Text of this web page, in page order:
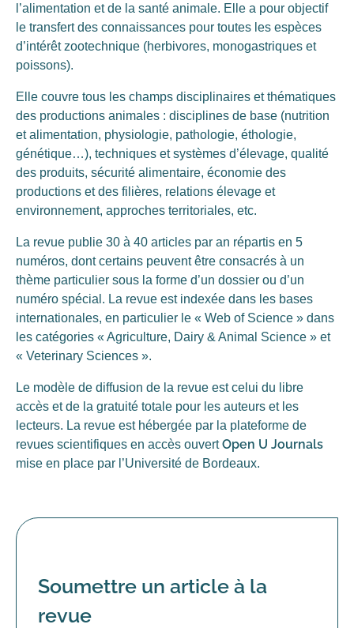
l’alimentation et de la santé animale. Elle a pour objectif
le transfert des connaissances pour toutes les espèces
d’intérêt zootechnique (herbivores, monogastriques et
poissons).
Elle couvre tous les champs disciplinaires et thématiques
des productions animales : disciplines de base (nutrition
et alimentation, physiologie, pathologie, éthologie,
génétique…), techniques et systèmes d’élevage, qualité
des produits, sécurité alimentaire, économie des
productions et des filières, relations élevage et
environnement, approches territoriales, etc.
La revue publie 30 à 40 articles par an répartis en 5
numéros, dont certains peuvent être consacrés à un
thème particulier sous la forme d’un dossier ou d’un
numéro spécial. La revue est indexée dans les bases
internationales, en particulier le « Web of Science » dans
les catégories « Agriculture, Dairy & Animal Science » et
« Veterinary Sciences ».
Le modèle de diffusion de la revue est celui du libre
accès et de la gratuité totale pour les auteurs et les
lecteurs. La revue est hébergée par la plateforme de
revues scientifiques en accès ouvertOpen U Journals
mise en place par l’Université de Bordeaux.
Soumettre un article à la
revue